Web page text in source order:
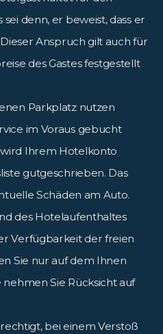
denn, er beweist, dass er
Anspruch gilt auch für
des Gastes festgestellt
Parkplatz nutzen
im Voraus gebucht
Ihrem Hotelkonto
gutgeschrieben. Das
Schäden am Auto.
des Hotelaufenthaltes
Verfügbarkeit der freien
Sie nur auf dem Ihnen
Sie Rücksicht auf
bei einem Verstoß